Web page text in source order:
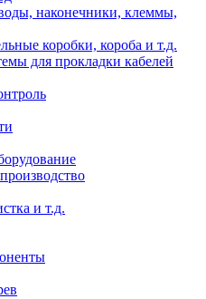
наконечники, клеммы,
коробки, короба и т.д.
для прокладки кабелей
и т.д.